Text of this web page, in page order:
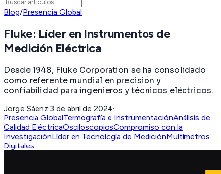
Blog/Presencia Global
Fluke: Líder en Instrumentos de
Medición Eléctrica
Desde 1948, Fluke Corporation se ha consolidado
como referente mundial en precisión y
confiabilidad para ingenieros y técnicos eléctricos.
Jorge Sáenz·3 de abril de 2024·
Presencia GlobalTermografía e InstrumentaciónAnálisis de
Calidad EléctricaOsciloscopiosCompromiso con la
InvestigaciónLíder en Tecnología de MediciónMultímetros
Digitales